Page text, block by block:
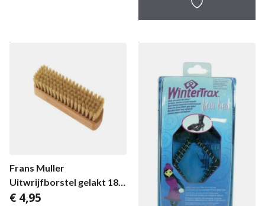
Frans Muller
Uitwrijfborstel gelakt 18
cm
€ 4,95